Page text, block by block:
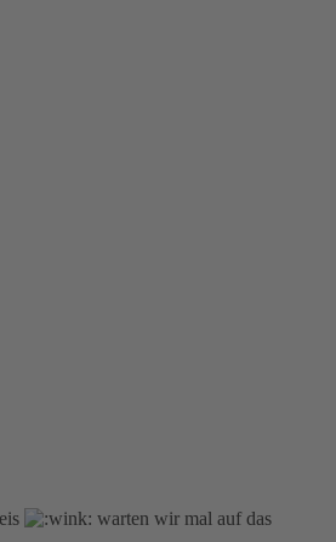
warten wir mal auf das